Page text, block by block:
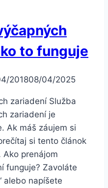
to funguje
201808/04/2025
zariadení Služba
zariadení je
Ak máš záujem si
si tento článok
Ako prenájom
funguje? Zavoláte
alebo napíšete